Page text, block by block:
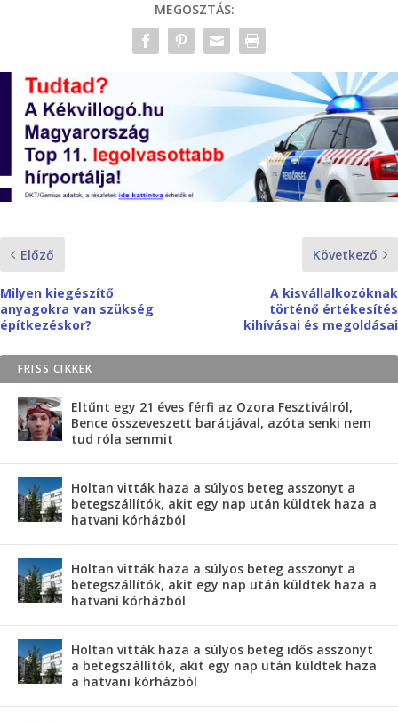
MEGOSZTÁS:
Előző
Milyen kiegészítő
anyagokra van szükség
építkezéskor?
Következő
A kisvállalkozóknak
történő értékesítés
kihívásai és megoldásai
FRISS CIKKEK
Eltűnt egy 21 éves férfi az Ozora Fesztiválról,
Bence összeveszett barátjával, azóta senki nem
tud róla semmit
Holtan vitták haza a súlyos beteg asszonyt a
betegszállítók, akit egy nap után küldtek haza a
hatvani kórházból
Holtan vitták haza a súlyos beteg asszonyt a
betegszállítók, akit egy nap után küldtek haza a
hatvani kórházból
Holtan vitták haza a súlyos beteg idős asszonyt
a betegszállítók, akit egy nap után küldtek haza
a hatvani kórházból